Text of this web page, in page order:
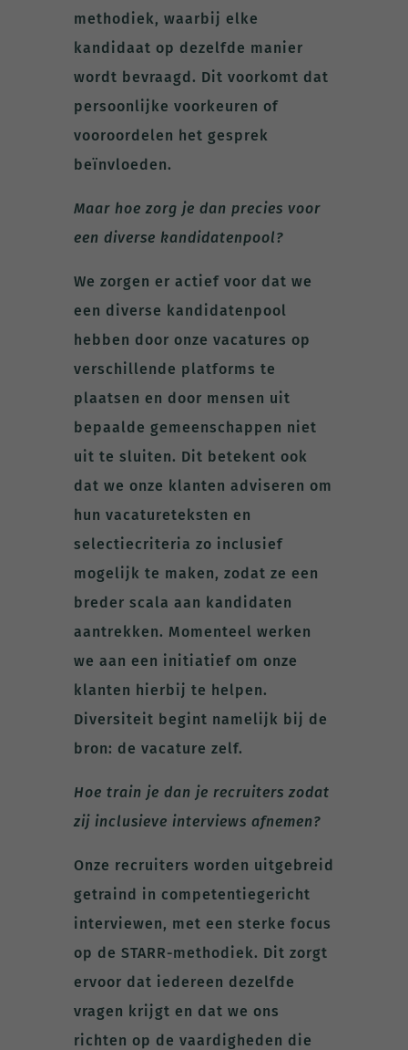
methodiek, waarbij elke
kandidaat op dezelfde manier
wordt bevraagd. Dit voorkomt dat
persoonlijke voorkeuren of
vooroordelen het gesprek
beïnvloeden.
Maar hoe zorg je dan precies voor
een diverse kandidatenpool?
We zorgen er actief voor dat we
een diverse kandidatenpool
hebben door onze vacatures op
verschillende platforms te
plaatsen en door mensen uit
bepaalde gemeenschappen niet
uit te sluiten. Dit betekent ook
dat we onze klanten adviseren om
hun vacatureteksten en
selectiecriteria zo inclusief
mogelijk te maken, zodat ze een
breder scala aan kandidaten
aantrekken. Momenteel werken
we aan een initiatief om onze
klanten hierbij te helpen.
Diversiteit begint namelijk bij de
bron: de vacature zelf.
Hoe train je dan je recruiters zodat
zij inclusieve interviews afnemen?
Onze recruiters worden uitgebreid
getraind in competentiegericht
interviewen, met een sterke focus
op de STARR-methodiek. Dit zorgt
ervoor dat iedereen dezelfde
vragen krijgt en dat we ons
richten op de vaardigheden die